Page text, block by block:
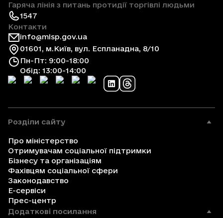
Гаряча лінія з питань протидії торгівлі людьми
1547
Контакти
info@mlsp.gov.ua
01601, м.Київ, вул. Еспланадна, 8/10
Пн-Пт: 9:00-18:00
Обід: 13:00-14:00
Розділи сайту
Про міністерство
Отримувачам соціальної підтримки
Бізнесу та організаціям
Фахівцям соціальної сфери
Законодавство
Е-сервіси
Прес-центр
Додаткові посилання